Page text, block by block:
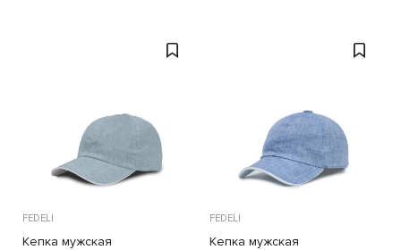
FEDELI
Кепка мужская
FEDELI
Кепка мужская